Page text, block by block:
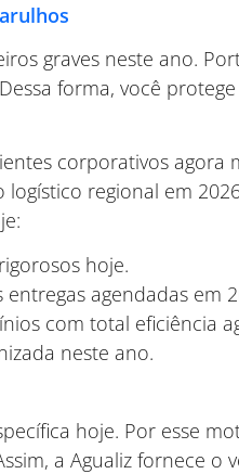
graves neste ano.
forma, você
corporativos agora
regional em
hoje.
agendadas em
com total eficiência
neste ano.
hoje. Por esse
a Agualiz fornece o